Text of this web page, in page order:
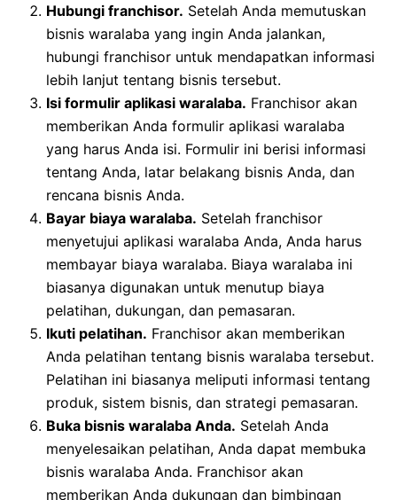
Hubungi franchisor. Setelah Anda memutuskan
bisnis waralaba yang ingin Anda jalankan,
hubungi franchisor untuk mendapatkan informasi
lebih lanjut tentang bisnis tersebut.
Isi formulir aplikasi waralaba. Franchisor akan
memberikan Anda formulir aplikasi waralaba
yang harus Anda isi. Formulir ini berisi informasi
tentang Anda, latar belakang bisnis Anda, dan
rencana bisnis Anda.
Bayar biaya waralaba. Setelah franchisor
menyetujui aplikasi waralaba Anda, Anda harus
membayar biaya waralaba. Biaya waralaba ini
biasanya digunakan untuk menutup biaya
pelatihan, dukungan, dan pemasaran.
Ikuti pelatihan. Franchisor akan memberikan
Anda pelatihan tentang bisnis waralaba tersebut.
Pelatihan ini biasanya meliputi informasi tentang
produk, sistem bisnis, dan strategi pemasaran.
Buka bisnis waralaba Anda. Setelah Anda
menyelesaikan pelatihan, Anda dapat membuka
bisnis waralaba Anda. Franchisor akan
memberikan Anda dukungan dan bimbingan